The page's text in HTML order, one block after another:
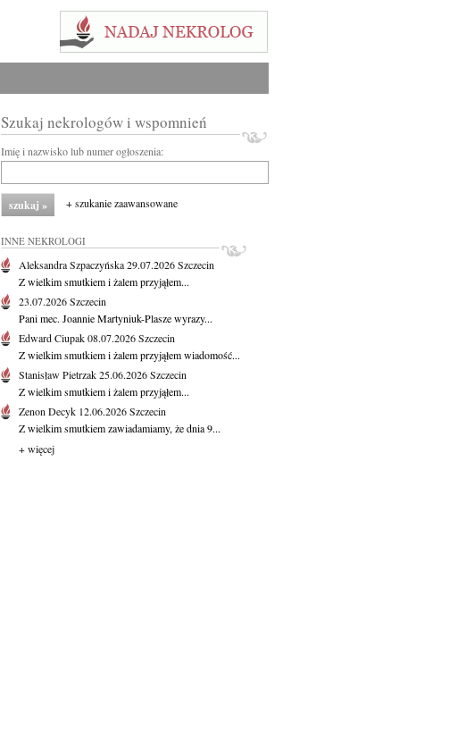
Szukaj nekrologów i wspomnień
Imię i nazwisko lub numer ogłoszenia:
+ szukanie zaawansowane
INNE NEKROLOGI
Aleksandra Szpaczyńska29.07.2026Szczecin
Z wielkim smutkiem i żalem przyjąłem...
23.07.2026Szczecin
Pani mec. Joannie Martyniuk-Plasze wyrazy...
Edward Ciupak08.07.2026Szczecin
Z wielkim smutkiem i żalem przyjąłem wiadomość...
Stanisław Pietrzak25.06.2026Szczecin
Z wielkim smutkiem i żalem przyjąłem...
Zenon Decyk 12.06.2026Szczecin
Z wielkim smutkiem zawiadamiamy, że dnia 9...
+ więcej